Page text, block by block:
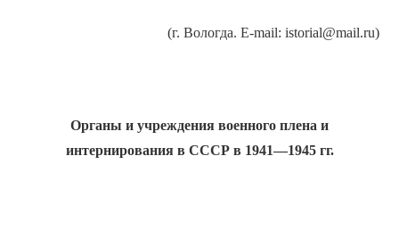
(г. Вологда. E-mail: istorial@mail.ru)
Органы и учреждения военного плена и
интернирования в СССР в 1941—1945 гг.